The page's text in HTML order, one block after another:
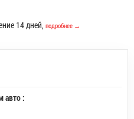
14 дней, подробнее →
авто :